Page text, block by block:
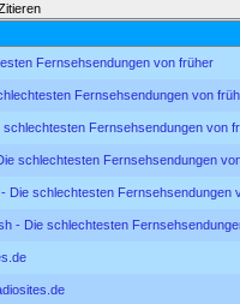
Fernsehsendungen von früher
Fernsehsendungen von
schlechtesten Fernsehsendungen von
schlechtesten Fernsehsendungen
Die schlechtesten Fernsehsendungen
- Die schlechtesten